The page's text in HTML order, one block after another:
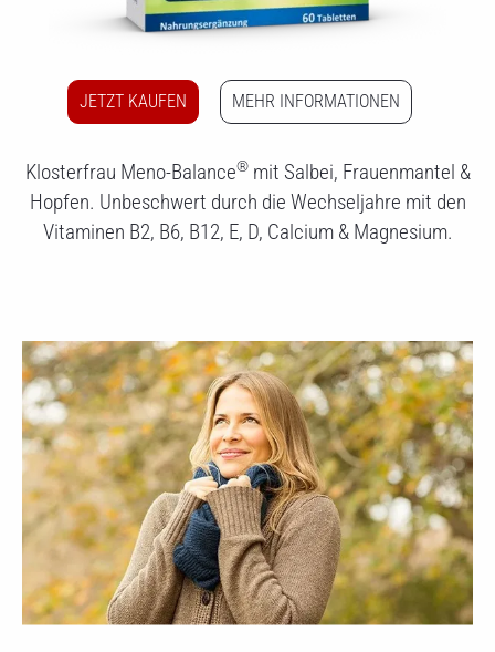
JETZT KAUFEN MEHR INFORMATIONEN
Klosterfrau Meno-Balance®mit Salbei, Frauenmantel &
Hopfen. Unbeschwert durch die Wechseljahre mit den
Vitaminen B2, B6, B12, E, D, Calcium & Magnesium.